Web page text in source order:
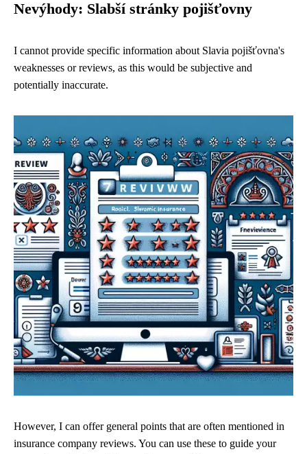
Nevýhody: Slabší stránky pojišťovny
I cannot provide specific information about Slavia pojišťovna's
weaknesses or reviews, as this would be subjective and
potentially inaccurate.
However, I can offer general points that are often mentioned in
insurance company reviews. You can use these to guide your